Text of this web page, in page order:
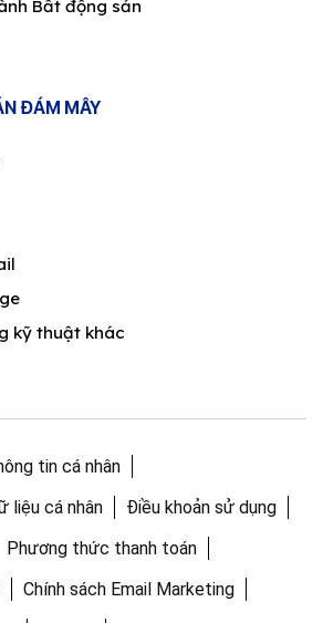
Bất động sản
ĐÁM MÂY
kỹ thuật khác
tin cá nhân
liệu cá nhân
Điều khoản sử dụng
Phương thức thanh toán
Chính sách Email Marketing